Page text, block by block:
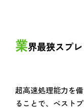
業界最狭スプ
超高速処理能力を
ることで、ベスト